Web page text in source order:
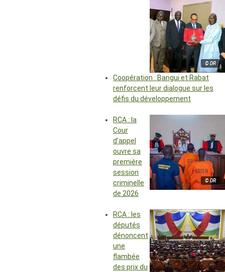
© DR
Coopération : Bangui et Rabat
renforcent leur dialogue sur les
défis du développement
© DR
RCA : la
Cour
d’appel
ouvre sa
première
session
criminelle
de 2026
RCA : les
députés
dénoncent
une
flambée
des prix du